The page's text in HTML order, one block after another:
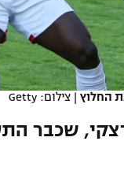
החלוץ | צילום: Getty
שכבר